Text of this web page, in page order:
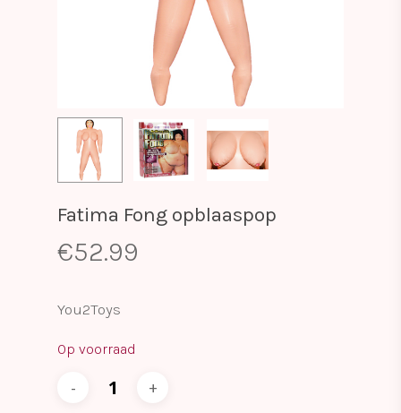
Fatima Fong opblaaspop
€52.99
You2Toys
Op voorraad